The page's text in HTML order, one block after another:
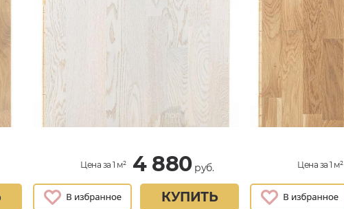
Цена за 1 м² 4 880руб.
КУПИТЬ
Цена за 1 м²